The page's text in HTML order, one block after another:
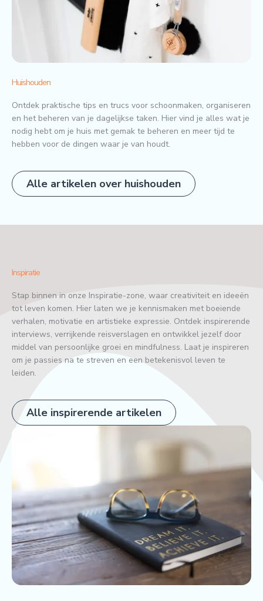
Huishouden
Ontdek praktische tips en trucs voor schoonmaken, organiseren
en het beheren van je dagelijkse taken. Hier vind je alles wat je
nodig hebt om je huis met gemak te beheren en meer tijd te
hebben voor de dingen waar je van houdt.
Alle artikelen over huishouden
Inspiratie
Stap binnen in onze Inspiratie-zone, waar creativiteit en ideeën
tot leven komen. Hier laten we je kennismaken met boeiende
verhalen, motivatie en artistieke expressie. Ontdek inspirerende
interviews, verrijkende reisverslagen en ontwikkel jezelf door
middel van persoonlijke groei en mindfulness. Laat je inspireren
om je passies na te streven en een betekenisvol leven te
leiden.
Alle inspirerende artikelen